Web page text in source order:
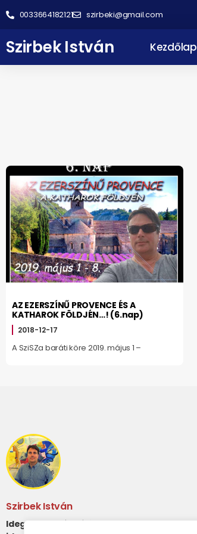
0033664182121 szirbeki@gmail.com
Szirbek István Kezdőlap
AZ EZERSZÍNŰ PROVENCE ÉS A
KATHAROK FÖLDJÉN…! (6.nap)
2018-12-17
A SziSZa baráti köre 2019. május 1 –
Szirbek István
Idegenvezetés Párizsban magyar